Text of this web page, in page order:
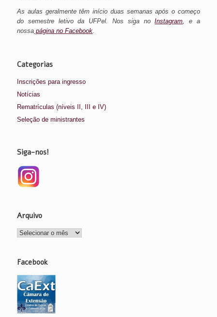
As aulas geralmente têm início duas semanas após o começo
do semestre letivo da UFPel. Nos siga noInstagram, e a
nossa página no Facebook.
Categorias
Inscrições para ingresso
Notícias
Rematrículas (níveis II, III e IV)
Seleção de ministrantes
Siga-nos!
Arquivo
Arquivo
Facebook